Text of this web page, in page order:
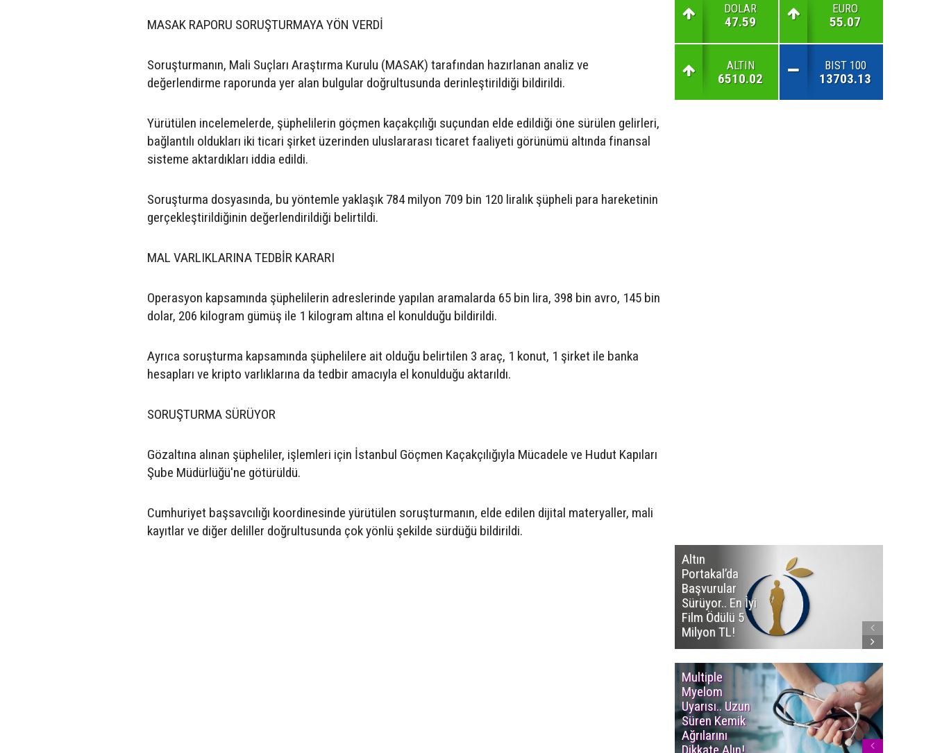
MASAK RAPORU SORUŞTURMAYA YÖN VERDİ
Soruşturmanın, Mali Suçları Araştırma Kurulu (MASAK) tarafından hazırlanan analiz ve
değerlendirme raporunda yer alan bulgular doğrultusunda derinleştirildiği bildirildi.
Yürütülen incelemelerde, şüphelilerin göçmen kaçakçılığı suçundan elde edildiği öne sürülen gelirleri,
bağlantılı oldukları iki ticari şirket üzerinden uluslararası ticaret faaliyeti görünümü altında finansal
sisteme aktardıkları iddia edildi.
Soruşturma dosyasında, bu yöntemle yaklaşık 784 milyon 709 bin 120 liralık şüpheli para hareketinin
gerçekleştirildiğinin değerlendirildiği belirtildi.
MAL VARLIKLARINA TEDBİR KARARI
Operasyon kapsamında şüphelilerin adreslerinde yapılan aramalarda 65 bin lira, 398 bin avro, 145 bin
dolar, 206 kilogram gümüş ile 1 kilogram altına el konulduğu bildirildi.
Ayrıca soruşturma kapsamında şüphelilere ait olduğu belirtilen 3 araç, 1 konut, 1 şirket ile banka
hesapları ve kripto varlıklarına da tedbir amacıyla el konulduğu aktarıldı.
SORUŞTURMA SÜRÜYOR
Gözaltına alınan şüpheliler, işlemleri için İstanbul Göçmen Kaçakçılığıyla Mücadele ve Hudut Kapıları
Şube Müdürlüğü'ne götürüldü.
Cumhuriyet başsavcılığı koordinesinde yürütülen soruşturmanın, elde edilen dijital materyaller, mali
kayıtlar ve diğer deliller doğrultusunda çok yönlü şekilde sürdüğü bildirildi.
DOLAR
47.59
EURO
55.07
ALTIN
6510.02
BIST 100
13703.13
Altın
Portakal’da
Başvurular
Sürüyor.. En İyi
Film Ödülü 5
Milyon TL!
Multiple
Myelom
Uyarısı.. Uzun
Süren Kemik
Ağrılarını